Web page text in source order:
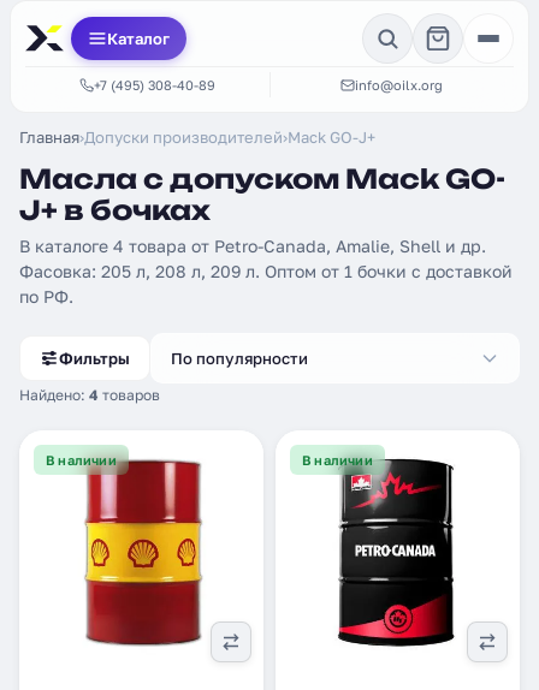
Каталог
+7 (495) 308-40-89 info@oilx.org
Главная›Допуски производителей›Mack GO-J+
Масла с допуском Mack GO-
J+ в бочках
В каталоге 4 товара от Petro-Canada, Amalie, Shell и др.
Фасовка: 205 л, 208 л, 209 л. Оптом от 1 бочки с доставкой
по РФ.
Фильтры
Найдено: 4 товаров
По популярности
В наличии В наличии